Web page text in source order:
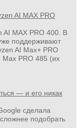
AI MAX PRO
AI MAX PRO 400. В
поддерживают
AI Max+ PRO
Max PRO 485 (их
— и его никак
сделала
подобрать